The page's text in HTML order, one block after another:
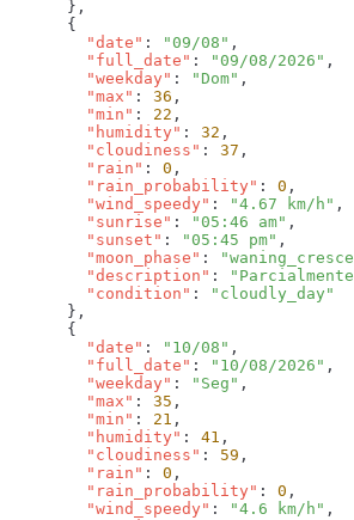
        "date"
: "09/08"
        "full_date"
: "09/08/2026"
        "weekday"
: "Dom"
        "max"
: 36
        "min"
: 22
        "humidity"
: 32
        "cloudiness"
: 37
        "rain"
: 0
        "rain_probability"
: 0
        "wind_speedy"
: "4.67 km/h"
        "sunrise"
: "05:46 am"
        "sunset"
: "05:45 pm"
        "moon_phase"
:
        "description"
:
        "condition"
:
        "date"
: "10/08"
        "full_date"
: "10/08/2026"
        "weekday"
: "Seg"
        "max"
: 35
        "min"
: 21
        "humidity"
: 41
        "cloudiness"
: 59
        "rain"
: 0
        "rain_probability"
: 0
        "wind_speedy"
: "4.6 km/h"